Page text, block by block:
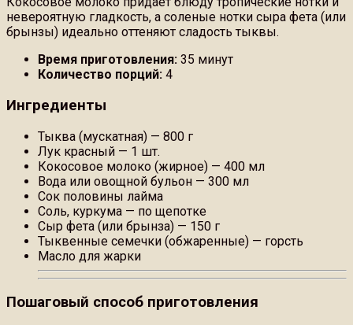
невероятную гладкость, а соленые нотки сыра фета (или
брынзы) идеально оттеняют сладость тыквы.
Время приготовления: 35 минут
Количество порций: 4
Ингредиенты
Тыква (мускатная) — 800 г
Лук красный — 1 шт.
Кокосовое молоко (жирное) — 400 мл
Вода или овощной бульон — 300 мл
Сок половины лайма
Соль, куркума — по щепотке
Сыр фета (или брынза) — 150 г
Тыквенные семечки (обжаренные) — горсть
Масло для жарки
Пошаговый способ приготовления